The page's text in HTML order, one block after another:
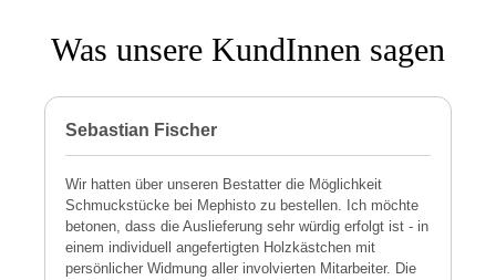
Was unsere KundInnen sagen
Sebastian Fischer
Wir hatten über unseren Bestatter die Möglichkeit
Schmuckstücke bei Mephisto zu bestellen. Ich möchte
betonen, dass die Auslieferung sehr würdig erfolgt ist - in
einem individuell angefertigten Holzkästchen mit
persönlicher Widmung aller involvierten Mitarbeiter. Die